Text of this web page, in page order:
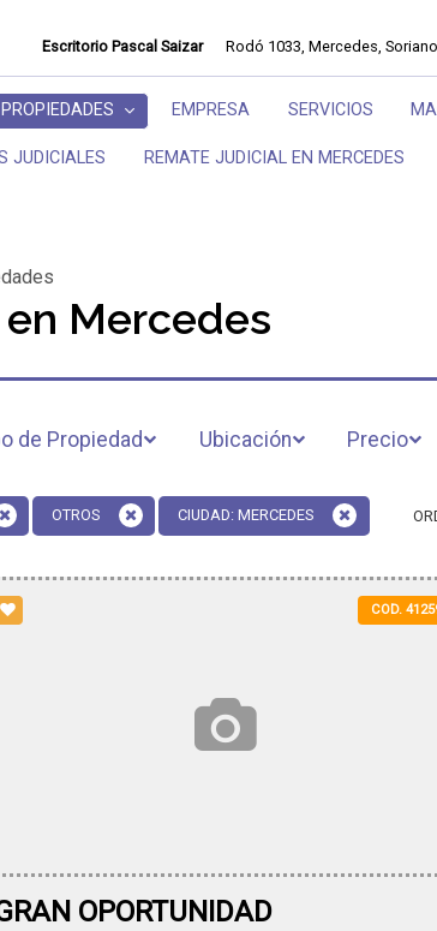
Escritorio Pascal Saizar Rodó 1033, Mercedes,
PROPIEDADES EMPRESA SERVICIOS
JUDICIALES REMATE JUDICIAL EN MERCEDES
Mercedes
de Propiedad Ubicación Precio
OTROS CIUDAD: MERCEDES
COD.
OPORTUNIDAD